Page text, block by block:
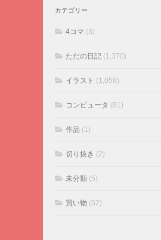
カテゴリー
4コマ (3)
ただの日記 (1,370)
イラスト (1,058)
コンピュータ (81)
作品 (1)
切り抜き (2)
未分類 (5)
買い物 (52)